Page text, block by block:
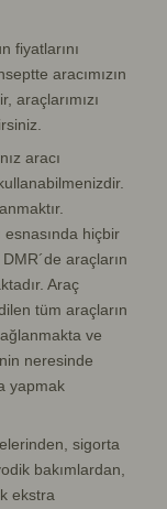
fiyatlarını
aracımızın
araçlarımızı
aracı
esnasında hiçbir
araçların
Araç
tüm araçların
ve
neresinde
yapmak
sigorta
bakımlardan,
ekstra